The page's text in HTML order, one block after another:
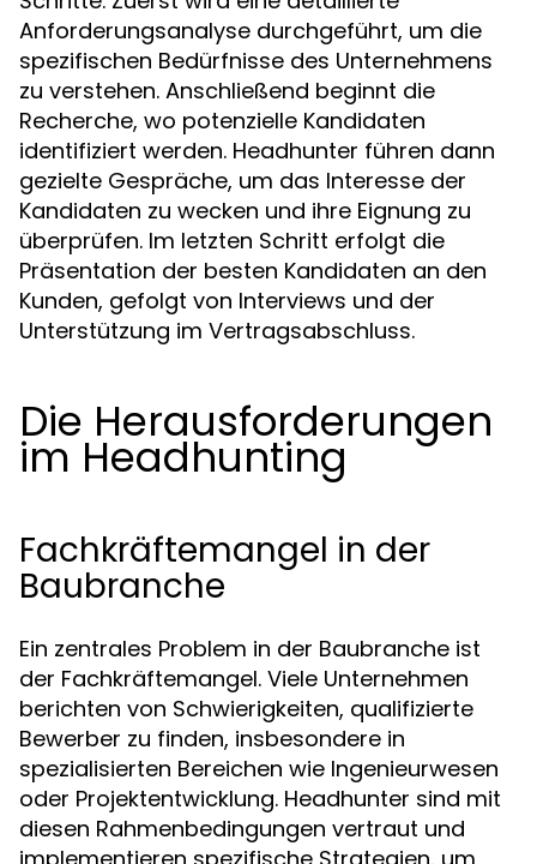
Anforderungsanalyse durchgeführt, um die
spezifischen Bedürfnisse des Unternehmens
zu verstehen. Anschließend beginnt die
Recherche, wo potenzielle Kandidaten
identifiziert werden. Headhunter führen dann
gezielte Gespräche, um das Interesse der
Kandidaten zu wecken und ihre Eignung zu
überprüfen. Im letzten Schritt erfolgt die
Präsentation der besten Kandidaten an den
Kunden, gefolgt von Interviews und der
Unterstützung im Vertragsabschluss.
Die Herausforderungen
im Headhunting
Fachkräftemangel in der
Baubranche
Ein zentrales Problem in der Baubranche ist
der Fachkräftemangel. Viele Unternehmen
berichten von Schwierigkeiten, qualifizierte
Bewerber zu finden, insbesondere in
spezialisierten Bereichen wie Ingenieurwesen
oder Projektentwicklung. Headhunter sind mit
diesen Rahmenbedingungen vertraut und